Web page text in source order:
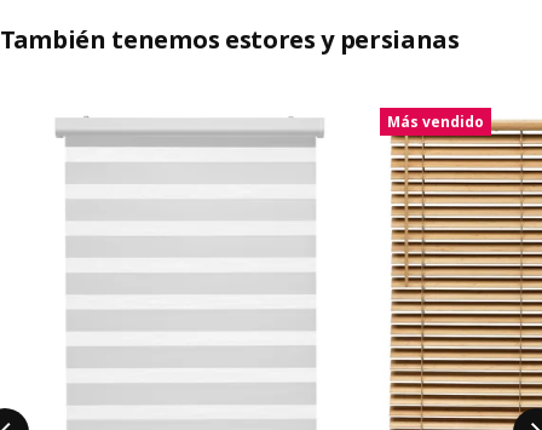
También tenemos estores y persianas
Saltar listado Más vendido